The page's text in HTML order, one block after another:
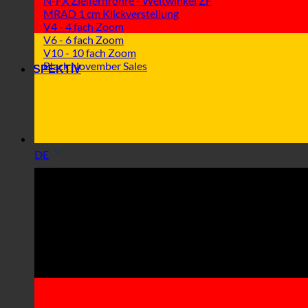
DE
MRAD 1 cm Klickverstellung
V4 - 4 fach Zoom
V6 - 6 fach Zoom
V10 - 10 fach Zoom
Black November Sales
SPEKTIV